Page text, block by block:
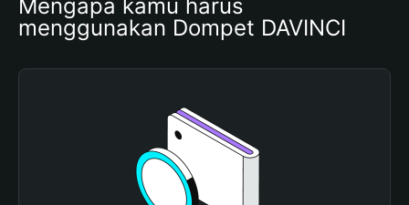
Mengapa kamu harus
menggunakan Dompet DAVINCI